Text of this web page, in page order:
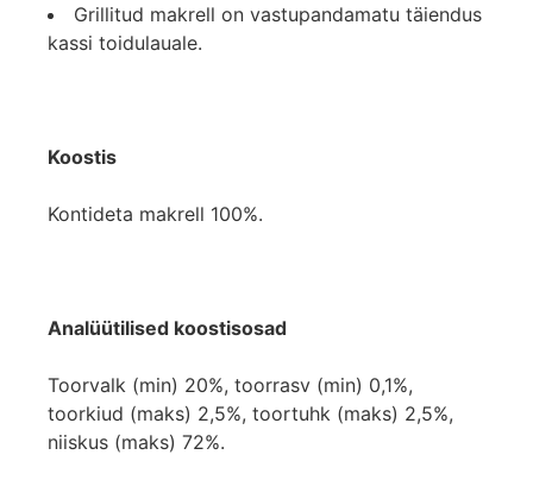
Grillitud makrell on vastupandamatu täiendus
kassi toidulauale.
Koostis
Kontideta makrell 100%.
Analüütilised koostisosad
Toorvalk (min) 20%, toorrasv (min) 0,1%,
toorkiud (maks) 2,5%, toortuhk (maks) 2,5%,
niiskus (maks) 72%.